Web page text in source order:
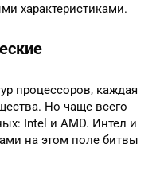
характеристиками.
процессоров, каждая
Но чаще всего
Intel и AMD. Интел и
на этом поле битвы